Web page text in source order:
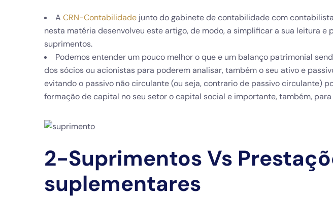
A CRN-Contabilidade junto do gabinete de contabilidade com
nesta matéria desenvolveu este artigo, de modo, a simplificar a sua leitura
suprimentos.
Podemos entender um pouco melhor o que e um balanço patrimonial
dos sócios ou acionistas para poderem analisar, também o seu ativo e
evitando o passivo não circulante (ou seja, contrario de passivo circulante)
formação de capital no seu setor o capital social e importante, também,
2-Suprimentos Vs
suplementares